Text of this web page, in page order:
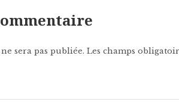
sera pas publiée. Les champs